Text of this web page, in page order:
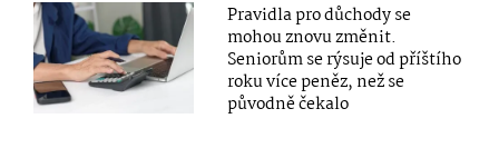
Pravidla pro důchody se
mohou znovu změnit.
Seniorům se rýsuje od příštího
roku více peněz, než se
původně čekalo